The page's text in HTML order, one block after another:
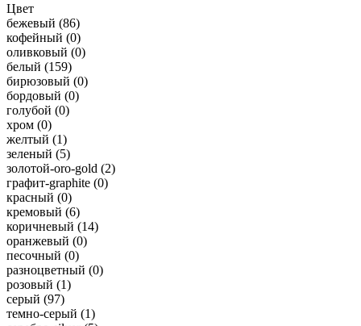
Цвет
бежевый (86)
кофейный (0)
оливковый (0)
белый (159)
бирюзовый (0)
бордовый (0)
голубой (0)
хром (0)
желтый (1)
зеленый (5)
золотой-oro-gold (2)
графит-graphite (0)
красный (0)
кремовый (6)
коричневый (14)
оранжевый (0)
песочный (0)
разноцветный (0)
розовый (1)
серый (97)
темно-серый (1)